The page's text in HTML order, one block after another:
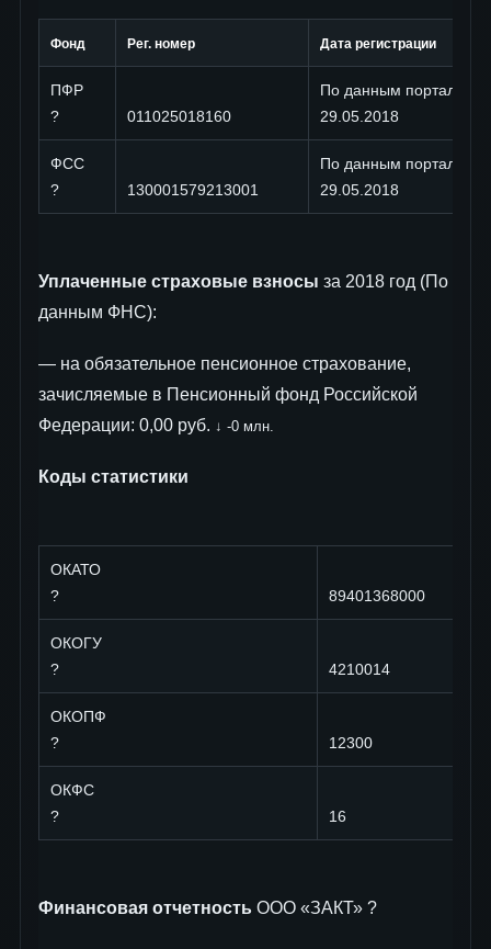
Фонд Рег. номер Дата регистрации
ПФР
?
011025018160
По данным портала
29.05.2018
ФСС
?
130001579213001
По данным портала
29.05.2018
Уплаченные страховые взносы за 2018 год (По
данным ФНС):
— на обязательное пенсионное страхование,
зачисляемые в Пенсионный фонд Российской
Федерации: 0,00 руб. ↓ -0 млн.
Коды статистики
ОКАТО
?
89401368000
ОКОГУ
?
4210014
ОКОПФ
?
12300
ОКФС
?
16
Финансовая отчетность ООО «ЗАКТ» ?